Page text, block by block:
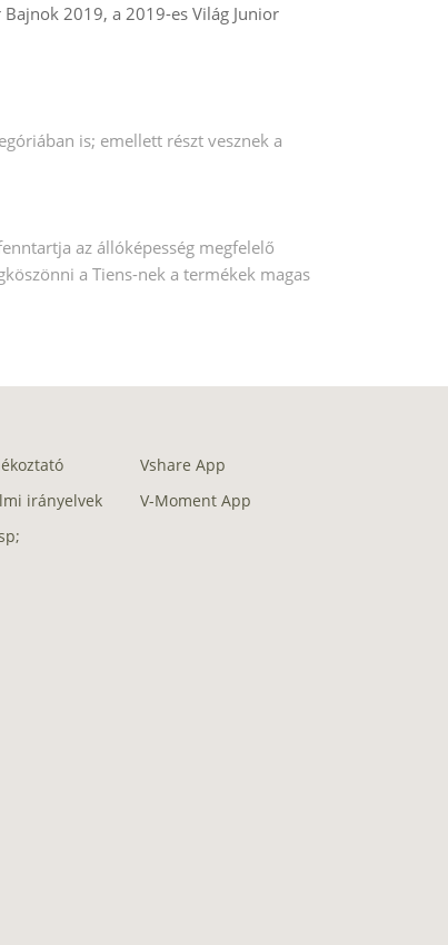
Bajnok 2019, a 2019-es Világ Junior
is; emellett részt vesznek a
az állóképesség megfelelő
a Tiens-nek a termékek magas
irányelvek
Vshare App
V-Moment App